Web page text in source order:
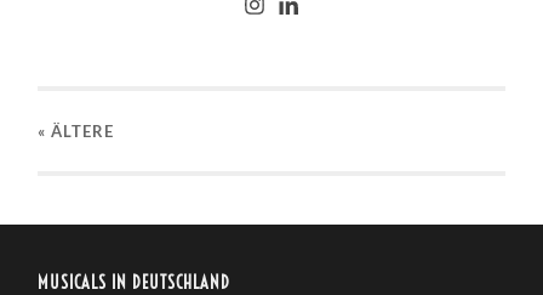
« ÄLTERE
MUSICALS IN DEUTSCHLAND